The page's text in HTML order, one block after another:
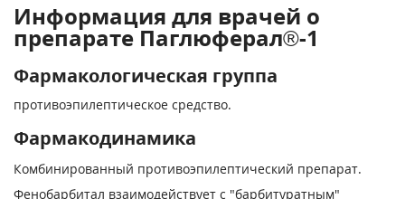
Информация для врачей о
препарате Паглюферал®-1
Фармакологическая группа
противоэпилептическое средство.
Фармакодинамика
Комбинированный противоэпилептический препарат.
Фенобарбитал взаимодействует с "барбитуратным"